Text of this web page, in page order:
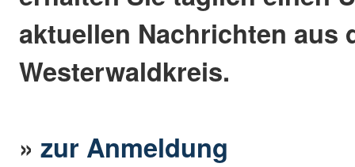
aktuellen Nachrichten aus
Westerwaldkreis.
»zur Anmeldung